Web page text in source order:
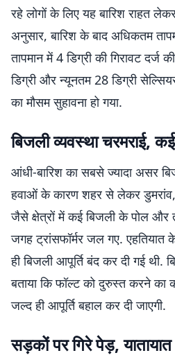
रहे लोगों के लिए यह बारिश राहत
अनुसार, बारिश के बाद अधिकतम
तापमान में 4 डिग्री की गिरावट दर्ज
डिग्री और न्यूनतम 28 डिग्री
का मौसम सुहावना हो गया.
बिजली व्यवस्था चरमराई,
आंधी-बारिश का सबसे ज्यादा असर
हवाओं के कारण शहर से लेकर डुमरांव,
जैसे क्षेत्रों में कई बिजली के पोल और
जगह ट्रांसफॉर्मर जल गए.
ही बिजली आपूर्ति बंद कर दी गई थी.
बताया कि फॉल्ट को दुरुस्त करने का
जल्द ही आपूर्ति बहाल कर दी जाएगी.
सड़कों पर गिरे पेड़,